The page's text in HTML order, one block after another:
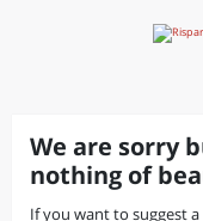
We are sorry
nothing of
If you want to suggest